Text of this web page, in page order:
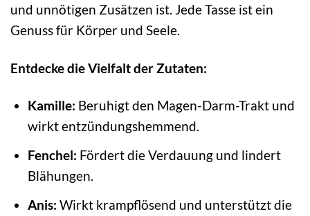
und unnötigen Zusätzen ist. Jede Tasse ist ein
Genuss für Körper und Seele.
Entdecke die Vielfalt der Zutaten:
Kamille: Beruhigt den Magen-Darm-Trakt und
wirkt entzündungshemmend.
Fenchel: Fördert die Verdauung und lindert
Blähungen.
Anis: Wirkt krampflösend und unterstützt die